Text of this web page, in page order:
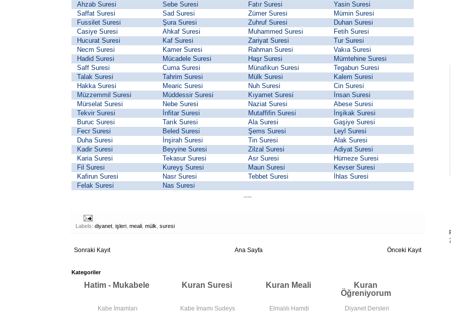
Ahzab Suresi
Sebe Suresi Fatır Suresi
Yasin Suresi
Saffat Suresi
Sad Suresi Zümer Suresi
Mümin Suresi
Fussilet Suresi
Şura Suresi Zuhruf Suresi
Duhan Suresi
Casiye Suresi
Ahkaf Suresi Muhammed Suresi
Fetih Suresi
Hucurat Suresi
Kaf Suresi Zariyat Suresi
Tur Suresi
Necm Suresi
Kamer Suresi Rahman Suresi
Vakıa Suresi
Hadid Suresi
Mücadele Suresi Haşr Suresi
Mümtehine Suresi
Saff Suresi
Cuma Suresi Münafikun Suresi
Tegabun Suresi
Talak Suresi
Tahrim Suresi Mülk Suresi
Kalem Suresi
Hakka Suresi
Mearic Suresi Nuh Suresi
Cin Suresi
Müzzemmil Suresi
Müddessir Suresi Kıyamet Suresi
İnsan Suresi
Mürselat Suresi
Nebe Suresi Naziat Suresi
Abese Suresi
Tekvir Suresi
İnfitar Suresi Mutaffifin Suresi
İnşikak Suresi
Buruc Suresi
Tarık Suresi Ala Suresi
Gaşiye Suresi
Fecr Suresi
Beled Suresi Şems Suresi
Leyl Suresi
Duha Suresi
İnşirah Suresi Tin Suresi
Alak Suresi
Kadir Suresi
Beyyine Suresi Zilzal Suresi
Adiyat Suresi
Karia Suresi
Tekasur Suresi Asr Suresi
Hümeze Suresi
Fil Suresi
Kureyş Suresi Maun Suresi
Kevser Suresi
Kafirun Suresi
Nasr Suresi Tebbet Suresi
İhlas Suresi
Felak Suresi
Nas Suresi
----
Labels: diyanet işleri meali mülk suresi
Sonraki Kayıt Önceki Kayıt
Ana Sayfa
Kategoriler
Hatim - Mukabele Kuran Suresi Kuran Meali
Kuran
Öğreniyorum
Kabe İmamları
Kabe İmamı Sudeys
Elmalılı Hamdi
Diyanet Dersleri